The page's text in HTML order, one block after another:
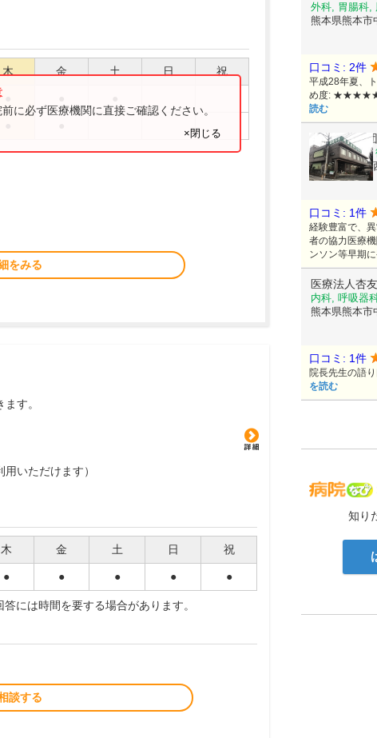
木 金 土 日 祝
に必ず医療機関に直接ご確認ください。
×閉じる
をみる
す。
いただけます）
木 金 土 日 祝
● ● ● ● ●
には時間を要する場合があります。
談する
知り
外科, 胃腸科,
熊本県熊本市
口コミ: 2件
平成28年夏、
め度: ★★★★★
読む
医療法人社
内科, 胃腸科,
熊本県熊本市
口コミ: 1件
経験豊富で、
者の協力医療
ンソン等早期
医療法人杏
内科, 呼吸器
熊本県熊本市
口コミ: 1件
院長先生の語
を読む